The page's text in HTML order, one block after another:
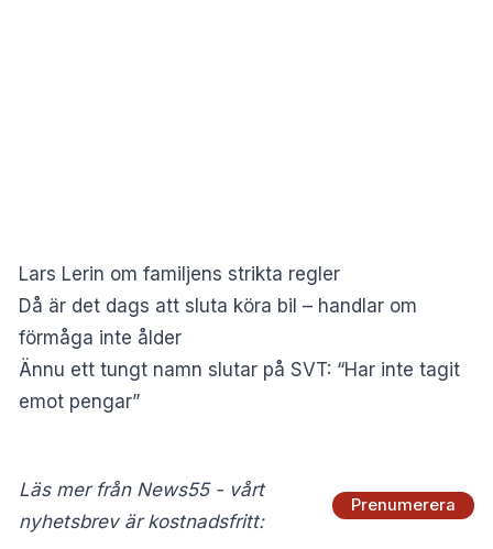
Lars Lerin om familjens strikta regler
Då är det dags att sluta köra bil – handlar om
förmåga inte ålder
Ännu ett tungt namn slutar på SVT: “Har inte tagit
emot pengar”
Läs mer från News55 - vårt
nyhetsbrev är kostnadsfritt:
Prenumerera